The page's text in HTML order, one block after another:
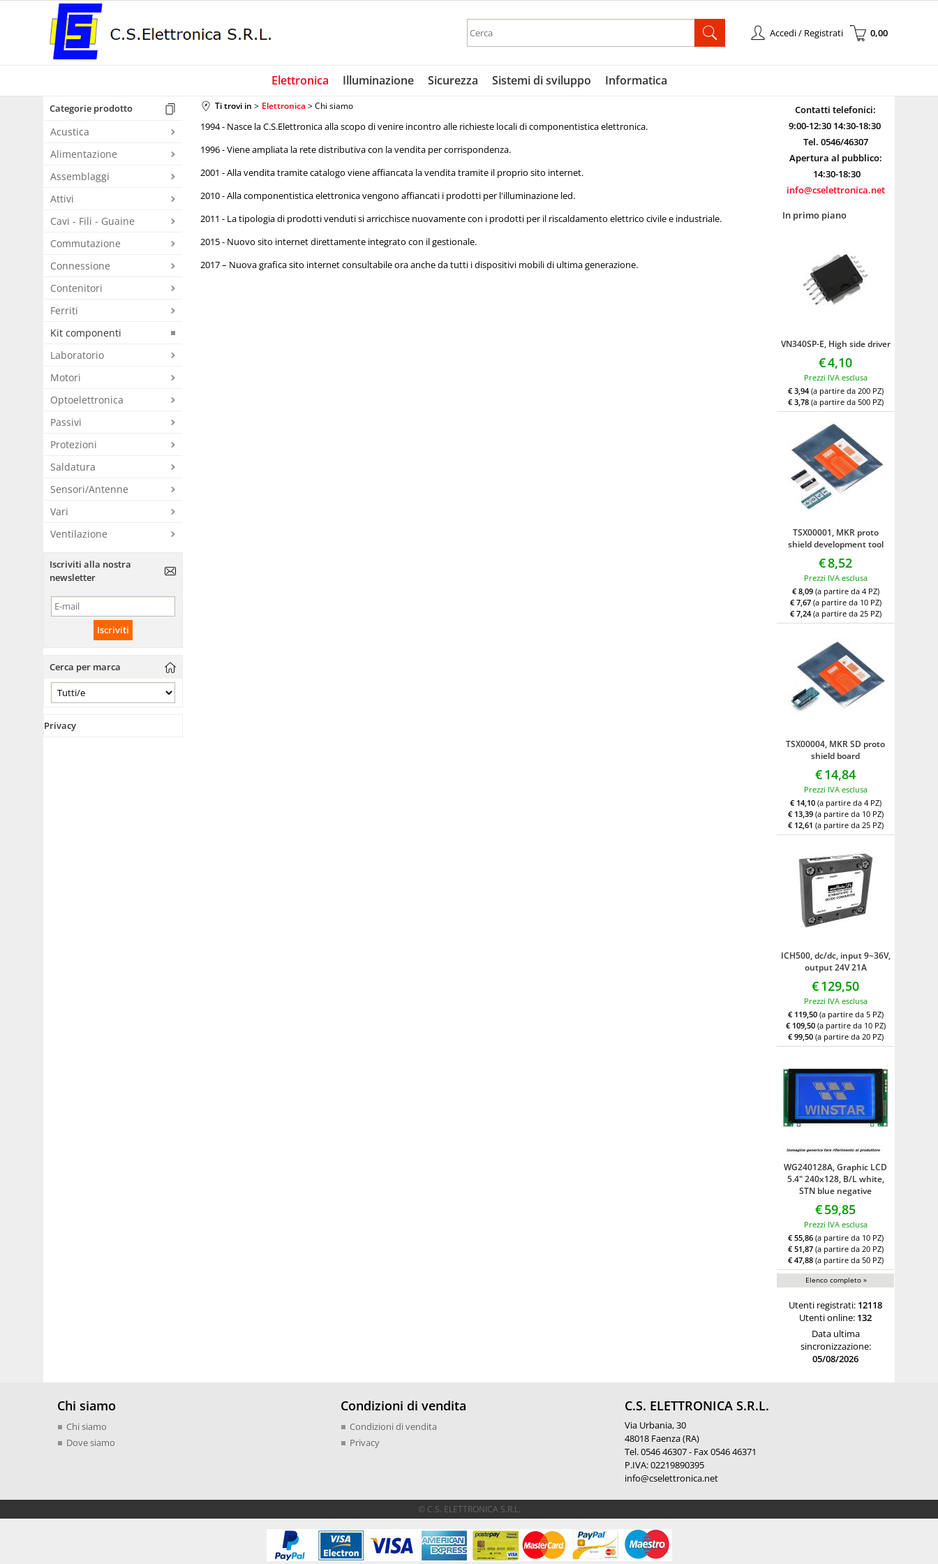
Accedi / Registrati
Per completare l'ordine inserisci il
"Registrati"
0,00
Elettronica Illuminazione Sicurezza Sistemi di sviluppo Informatica
Categorie prodotto
Acustica
Alimentazione
Assemblaggi
Attivi
Cavi - Fili - Guaine
Commutazione
Connessione
Contenitori
Ferriti
Kit componenti
Laboratorio
Motori
Optoelettronica
Passivi
Protezioni
Saldatura
Sensori/Antenne
Vari
Ventilazione
Iscriviti alla nostra
newsletter
Cerca per marca
Privacy
Ti trovi in Elettronica Chi siamo
1994 - Nasce la C.S.Elettronica alla scopo di venire incontro alle richieste locali di componentistica elettronica.
1996 - Viene ampliata la rete distributiva con la vendita per corrispondenza.
2001 - Alla vendita tramite catalogo viene affiancata la vendita tramite il proprio sito internet.
2010 - Alla componentistica elettronica vengono affiancati i prodotti per l'illuminazione led.
2011 - La tipologia di prodotti venduti si arricchisce nuovamente con i prodotti per il riscaldamento elettrico civile e industriale.
2015 - Nuovo sito internet direttamente integrato con il gestionale.
2017 – Nuova grafica sito internet consultabile ora anche da tutti i dispositivi mobili di ultima generazione.
Contatti telefonici:
9:00-12:30 14:30-18:30
Tel. 0546/46307
Apertura al pubblico:
14:30-18:30
info@cselettronica.net
In primo piano
VN340SP-E, High side driver
€4,10
Prezzi IVA esclusa
€ 3,94(a partire da 200 PZ)
€ 3,78(a partire da 500 PZ)
TSX00001, MKR proto
shield development tool
€8,52
Prezzi IVA esclusa
€ 8,09(a partire da 4 PZ)
€ 7,67(a partire da 10 PZ)
€ 7,24(a partire da 25 PZ)
TSX00004, MKR SD proto
shield board
€14,84
Prezzi IVA esclusa
€ 14,10(a partire da 4 PZ)
€ 13,39(a partire da 10 PZ)
€ 12,61 (a partire da 25 PZ)
ICH500, dc/dc, input 9~36V,
output 24V 21A
€129,50
Prezzi IVA esclusa
€ 119,50(a partire da 5 PZ)
€ 109,50(a partire da 10 PZ)
€ 99,50(a partire da 20 PZ)
WG240128A, Graphic LCD
5.4" 240x128, B/L white,
STN blue negative
€59,85
Prezzi IVA esclusa
€ 55,86(a partire da 10 PZ)
€ 51,87(a partire da 20 PZ)
€ 47,88(a partire da 50 PZ)
Elenco completo »
Utenti registrati: 12118
Utenti online: 132
Data ultima
sincronizzazione:
05/08/2026
Chi siamo
Chi siamo
Dove siamo
Condizioni di vendita
Condizioni di vendita
Privacy
C.S. ELETTRONICA S.R.L.
Via Urbania, 30
48018 Faenza (RA)
Tel. 0546 46307 - Fax 0546 46371
P.IVA: 02219890395
info@cselettronica.net
© C.S. ELETTRONICA S.R.L.